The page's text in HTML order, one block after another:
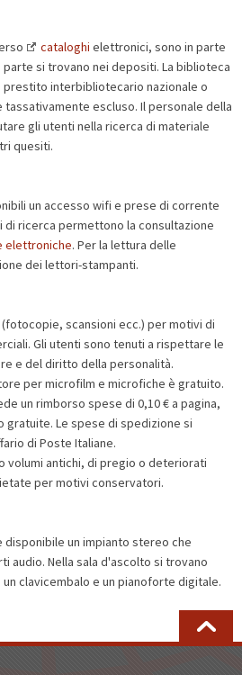
cataloghi elettronici, sono in parte
si trovano nei depositi. La biblioteca
prestito interbibliotecario nazionale o
escluso. Il personale della
gli utenti nella ricerca di materiale
quesiti.
un accesso wifi e prese di corrente
ricerca permettono la consultazione
elettroniche. Per la lettura delle
dei lettori-stampanti.
scansioni ecc.) per motivi di
Gli utenti sono tenuti a rispettare le
e del diritto della personalità.
per microfilm e microfiche è gratuito.
un rimborso spese di 0,10 € a pagina,
gratuite. Le spese di spedizione si
di Poste Italiane.
volumi antichi, di pregio o deteriorati
per motivi conservatori.
disponibile un impianto stereo che
audio. Nella sala d'ascolto si trovano
clavicembalo e un pianoforte digitale.